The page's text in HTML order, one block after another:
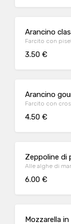
Arancino
Farcito con
3.50 €
Arancino
Farcito con
4.50 €
Zeppoline di
Alle alghe di
6.00 €
Mozzarella